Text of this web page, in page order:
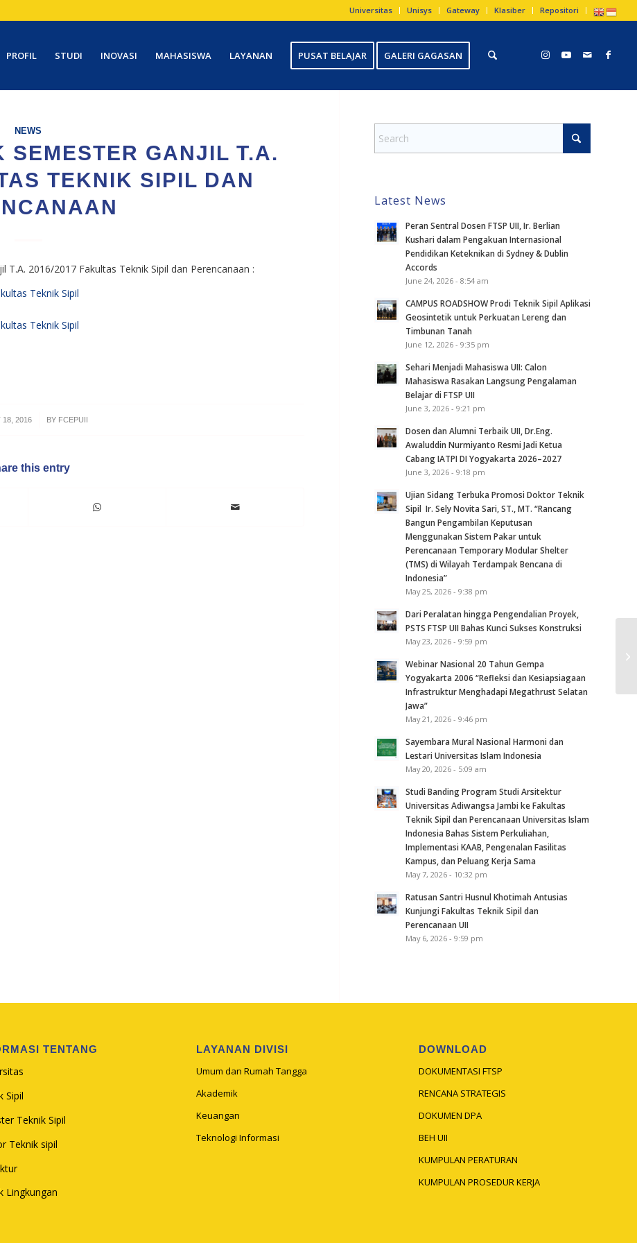
Universitas Unisys Gateway Klasiber Repositori
PROFIL STUDI INOVASI MAHASISWA LAYANAN PUSAT BELAJAR GALERI GAGASAN
NEWS
SEMESTER GANJIL T.A.
TEKNIK SIPIL DAN
2016/2017 Fakultas Teknik Sipil dan Perencanaan :
18, 2016 BY FCEPUII
this entry
Latest News
Peran Sentral Dosen FTSP UII, Ir. Berlian
Kushari dalam Pengakuan Internasional
Pendidikan Keteknikan di Sydney & Dublin
Accords
June 24, 2026 - 8:54 am
CAMPUS ROADSHOW Prodi Teknik Sipil Aplikasi
Geosintetik untuk Perkuatan Lereng dan
Timbunan Tanah
June 12, 2026 - 9:35 pm
Sehari Menjadi Mahasiswa UII: Calon
Mahasiswa Rasakan Langsung Pengalaman
Belajar di FTSP UII
June 3, 2026 - 9:21 pm
Dosen dan Alumni Terbaik UII, Dr.Eng.
Awaluddin Nurmiyanto Resmi Jadi Ketua
Cabang IATPI DI Yogyakarta 2026–2027
June 3, 2026 - 9:18 pm
Ujian Sidang Terbuka Promosi Doktor Teknik
Sipil Ir. Sely Novita Sari, ST., MT. “Rancang
Bangun Pengambilan Keputusan
Menggunakan Sistem Pakar untuk
Perencanaan Temporary Modular Shelter
(TMS) di Wilayah Terdampak Bencana di
Indonesia”
May 25, 2026 - 9:38 pm
Dari Peralatan hingga Pengendalian Proyek,
PSTS FTSP UII Bahas Kunci Sukses Konstruksi
May 23, 2026 - 9:59 pm
Webinar Nasional 20 Tahun Gempa
Yogyakarta 2006 “Refleksi dan Kesiapsiagaan
Infrastruktur Menghadapi Megathrust Selatan
Jawa”
May 21, 2026 - 9:46 pm
Sayembara Mural Nasional Harmoni dan
Lestari Universitas Islam Indonesia
May 20, 2026 - 5:09 am
Studi Banding Program Studi Arsitektur
Universitas Adiwangsa Jambi ke Fakultas
Teknik Sipil dan Perencanaan Universitas Islam
Indonesia Bahas Sistem Perkuliahan,
Implementasi KAAB, Pengenalan Fasilitas
Kampus, dan Peluang Kerja Sama
May 7, 2026 - 10:32 pm
Ratusan Santri Husnul Khotimah Antusias
Kunjungi Fakultas Teknik Sipil dan
Perencanaan UII
May 6, 2026 - 9:59 pm
TENTANG
Sipil
Teknik Sipil
Teknik sipil
Lingkungan
LAYANAN DIVISI
Umum dan Rumah Tangga
Akademik
Keuangan
Teknologi Informasi
DOWNLOAD
DOKUMENTASI FTSP
RENCANA STRATEGIS
DOKUMEN DPA
BEH UII
KUMPULAN PERATURAN
KUMPULAN PROSEDUR KERJA